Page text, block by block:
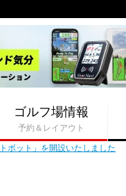
ゴルフ場情報
予約＆レイアウト
ボット」を開設いたしました